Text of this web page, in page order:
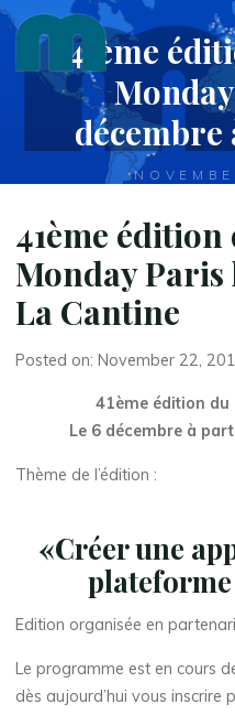
Skip
content
41ème
décembre
41ème
Monday Paris
La Cantine
Posted on: November 22,
41ème édition du
Le 6 décembre à
Thème de l’édition :
«Créer une
Edition organisée en
Le programme est en cours
dès aujourd’hui vous inscrire